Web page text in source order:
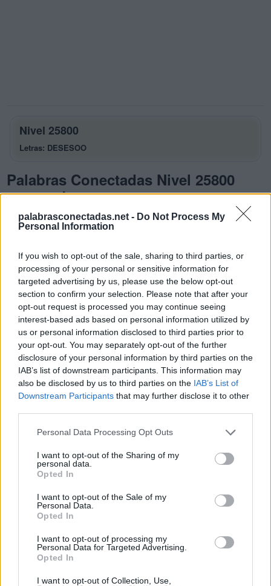
palabrasconectadas.net - Do Not Process My
Personal Information
If you wish to opt-out of the sale, sharing to third parties, or
processing of your personal or sensitive information for
targeted advertising by us, please use the below opt-out
section to confirm your selection. Please note that after your
opt-out request is processed you may continue seeing
interest-based ads based on personal information utilized by
us or personal information disclosed to third parties prior to
your opt-out. You may separately opt-out of the further
disclosure of your personal information by third parties on the
IAB’s list of downstream participants. This information may
also be disclosed by us to third parties on the IAB’s List of
Downstream Participants that may further disclose it to other
Personal Data Processing Opt Outs
I want to opt-out of the Sharing of my
personal data.
Opted In
I want to opt-out of the Sale of my
Personal Data.
Opted In
I want to opt-out of processing my
Personal Data for Targeted Advertising.
Opted In
I want to opt-out of Collection, Use,
Nivel 25800
Letras: DESESOO
Palabras Conectadas Nivel 25800
respuestas
La respuesta a este rompecabezas es:
S
E D
E
S
E S
O
S
O S
O
D
E S E
O
S
E D O S
O
D
E S E O S
O
Palabras extra:
S
E S E O
BUSCAR MÁS
Por favor seleccione los niveles:
Palabras Conectadas Respuesta de nivel 25796
Palabras Conectadas Respuesta de nivel 25797
Palabras Conectadas Respuesta de nivel 25798